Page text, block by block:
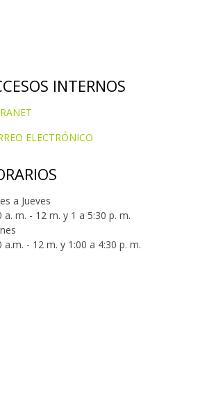
INTERNOS
ELECTRÓNICO
a Jueves
a. m. - 12 m. y 1 a 5:30 p. m.
a.m. - 12 m. y 1:00 a 4:30 p. m.